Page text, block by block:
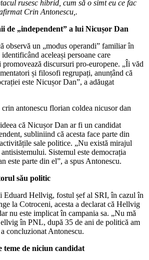
rusesc hibrid, cum să o simt eu ce fac
Crin Antonescu,.
de „independent” a lui Nicușor Dan
observă un „modus operandi” familiar în
aceleași persoane care
promovează discursuri pro-europene. „Îi văd
și filosofi regrupați, anunțând că
este Nicușor Dan”, a adăugat
că Nicușor Dan ar fi un candidat
subliniind că acesta face parte din
sale politice. „Nu există mirajul
Sistemul este democrația
este parte din el”, a spus Antonescu.
său politic
Eduard Hellvig, fostul șef al SRI, în cazul în
la Cotroceni, acesta a declarat că Hellvig
nu este implicat în campania sa. „Nu mă
în PNL, după 35 de ani de politică am
concluzionat Antonescu.
teme de niciun candidat